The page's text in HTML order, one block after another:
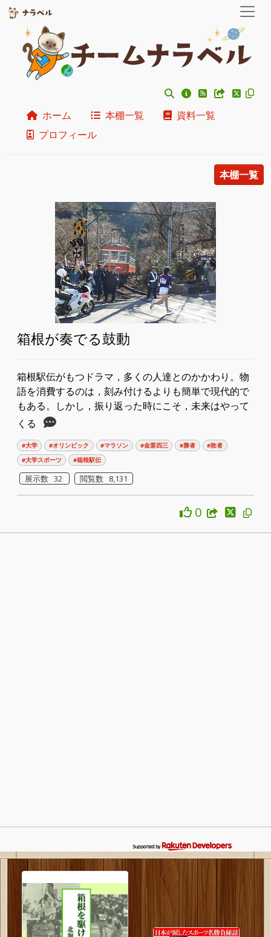
ホーム 本棚一覧
資料一覧
プロフィール
本棚一覧
箱根が奏でる鼓動
箱根駅伝がもつドラマ，多くの人達とのかかわり。物
語を消費するのは，刻み付けるよりも簡単で現代的で
もある。しかし，振り返った時にこそ，未来はやって
くる
#大学 #オリンピック #マラソン #金栗四三 #勝者
#敗者
#大学スポーツ
#箱根駅伝
展示数 32 閲覧数 8,131
0